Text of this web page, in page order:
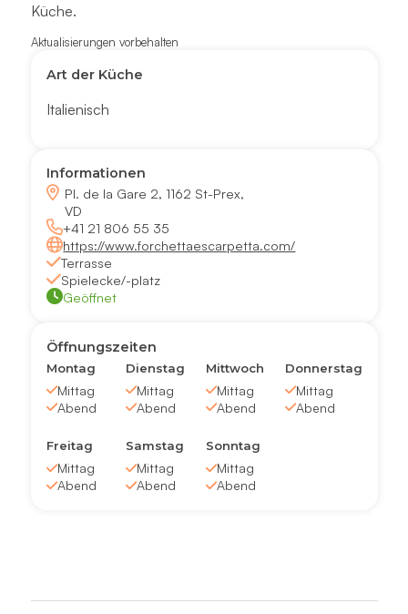
Küche.
Aktualisierungen vorbehalten
Art der Küche
Italienisch
Informationen
Pl. de la Gare 2, 1162 St-Prex,
VD
+41 21 806 55 35
https://www.forchettaescarpetta.com/
Terrasse
Spielecke/-platz
Geöffnet
Öffnungszeiten
Montag
Mittag
Abend
Dienstag
Mittag
Abend
Mittwoch
Mittag
Abend
Donnerstag
Mittag
Abend
Freitag
Mittag
Abend
Samstag
Mittag
Abend
Sonntag
Mittag
Abend